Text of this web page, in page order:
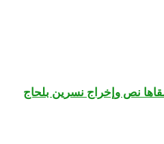
نص وإخراج نسرين بلحاج